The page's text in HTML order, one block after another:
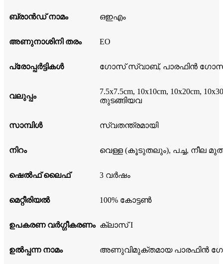
ബ്രാൻഡ് നാമം ഒഇഎം
അണുനാശിനി തരം EO
പ്രോപ്പർട്ടികൾ ഗോസ് സ്വാബ്, പാരഫിൻ
വലുപ്പം
7.5x7.5cm, 10x10cm, 10x20cm,
തുടങ്ങിയവ
സാമ്പിൾ സ്വതന്ത്രമായി
നിറം വെള്ള (കൂടുതലും), പച്ച, നീല
ഷെൽഫ് ലൈഫ് 3 വർഷം
മെറ്റീരിയൽ 100% കോട്ടൺ
ഉപകരണ വർഗ്ഗീകരണം ക്ലാസ് I
ഉൽപ്പന്ന നാമം അണുവിമുക്തമായ പാരഫിൻ